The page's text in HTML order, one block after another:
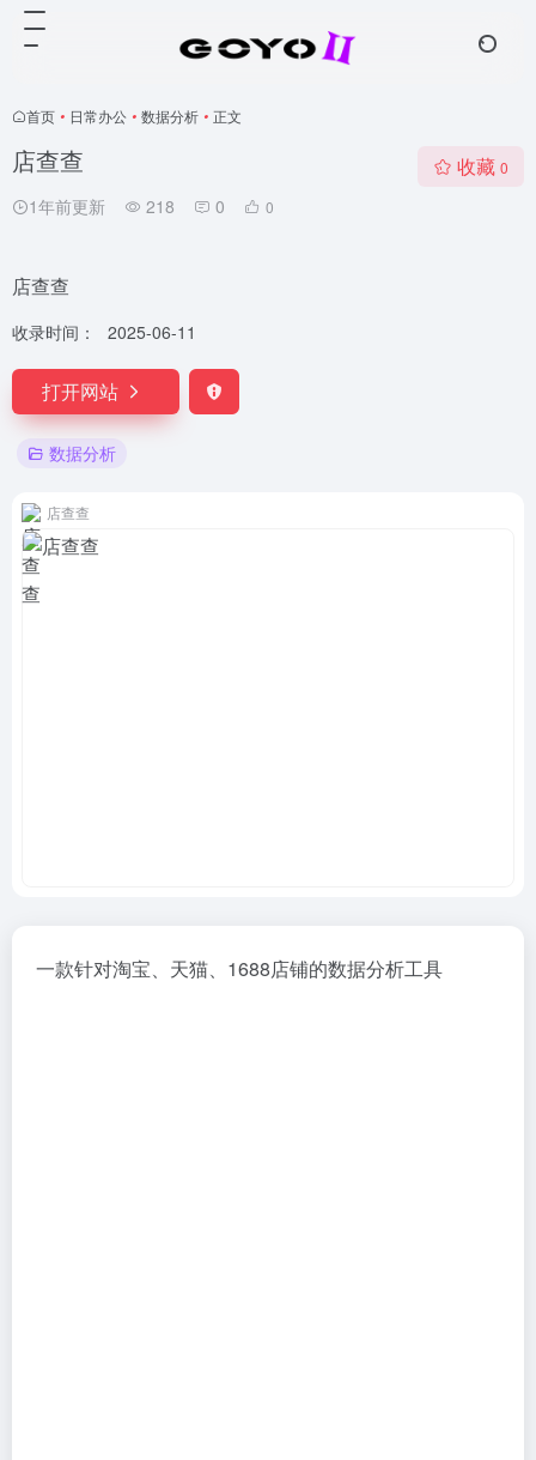
首页 • 日常办公 • 数据分析 • 正文
店查查
1年前更新 218 0 0
收藏 0
店查查
收录时间： 2025-06-11
打开网站
数据分析
店查查
一款针对淘宝、天猫、1688店铺的数据分析工具